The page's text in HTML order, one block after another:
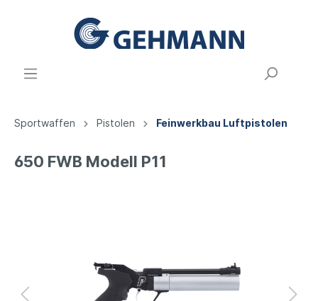
Sportwaffen Pistolen Feinwerkbau Luftpistolen
650 FWB Modell P11